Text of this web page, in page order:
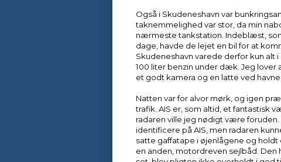
Også i Skudeneshavn var
taknemmelighed var stor, da min
nærmeste tankstation. Indeblæst,
dage, havde de lejet en bil for at
Skudeneshavn varede derfor kun alt
100 liter benzin under dæk. Jeg
et godt kamera og en latte ved
Natten var for alvor mørk, og igen
trafik. AIS er, som altid, et fantastisk
radaren ville jeg nødigt være
identificere på AIS, men radaren
satte gaffatape i øjenlågene og
en anden, motordreven sejlbåd.